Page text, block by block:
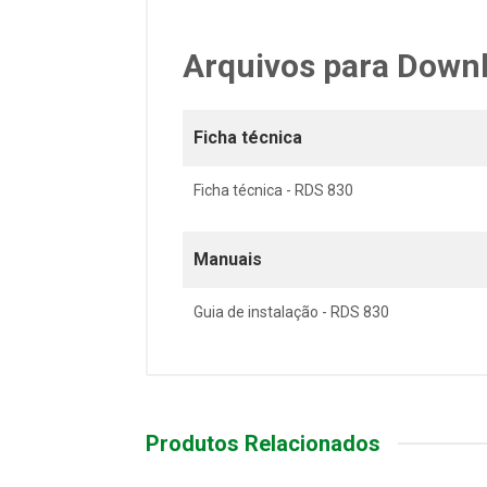
Arquivos para
Ficha técnica
Ficha técnica - RDS 830
Manuais
Guia de instalação - RDS 830
Produtos Relacionados